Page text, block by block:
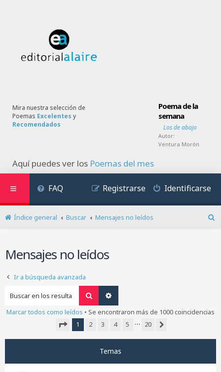
Mira nuestra selección de
Poemas Excelentes y
Recomendados
Poema de la
semana
Los de abajo
Autor:
Ventura Morón
Aquí puedes ver los Poemas del mes
FAQ Identificarse
Registrarse
Índice general Buscar
Mensajes no leídos
Mensajes no leídos
Ir a búsqueda avanzada
Buscar
Marcar todos como leídos • Se encontraron más de 1000 coincidencias
1 2 3 4 5 …
20
Temas